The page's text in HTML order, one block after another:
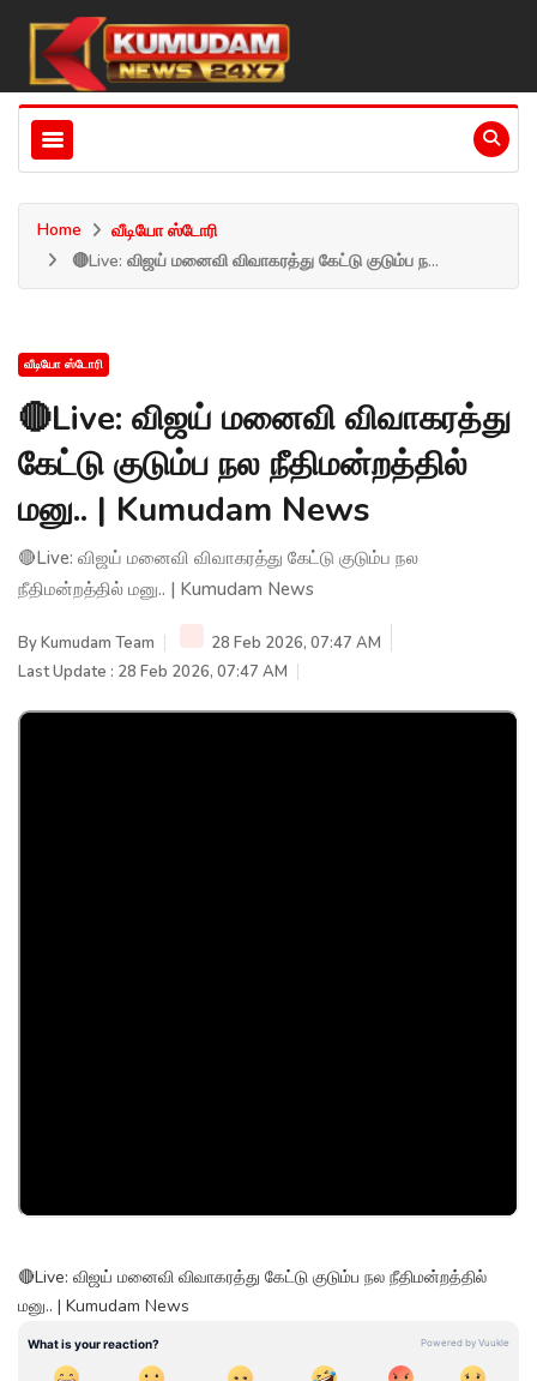
Home
வீடியோ ஸ்டோரி
🔴Live: விஜய் மனைவி விவாகரத்து கேட்டு குடும்ப ந...
வீடியோ ஸ்டோரி
🔴Live: விஜய் மனைவி விவாகரத்து
கேட்டு குடும்ப நல நீதிமன்றத்தில்
மனு.. | Kumudam News
🔴Live: விஜய் மனைவி விவாகரத்து கேட்டு குடும்ப நல
நீதிமன்றத்தில் மனு.. | Kumudam News
ByKumudam Team
28 Feb 2026, 07:47 AM
Last Update : 28 Feb 2026, 07:47 AM
🔴Live: விஜய் மனைவி விவாகரத்து கேட்டு குடும்ப நல நீதிமன்றத்தில்
மனு.. | Kumudam News